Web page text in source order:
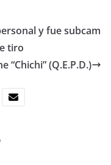
y fue subcam
tiro
“Chichi” (Q.E.P.D.)